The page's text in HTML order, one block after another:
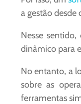
a gestão desde
Nesse
dinâmico para
No entanto, a
sobre as
ferramentas